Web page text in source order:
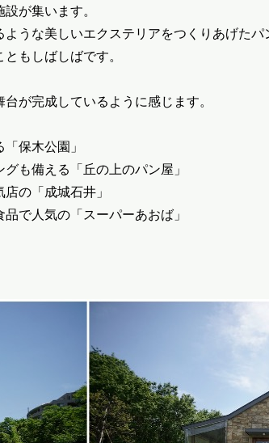
が集います。
うな美しいエクステリアをつくりあげたパ
もしばしばです。
が完成しているように感じます。
保木公園」
も備える「丘の上のパン屋」
の「成城石井」
で人気の「スーパーあおば」